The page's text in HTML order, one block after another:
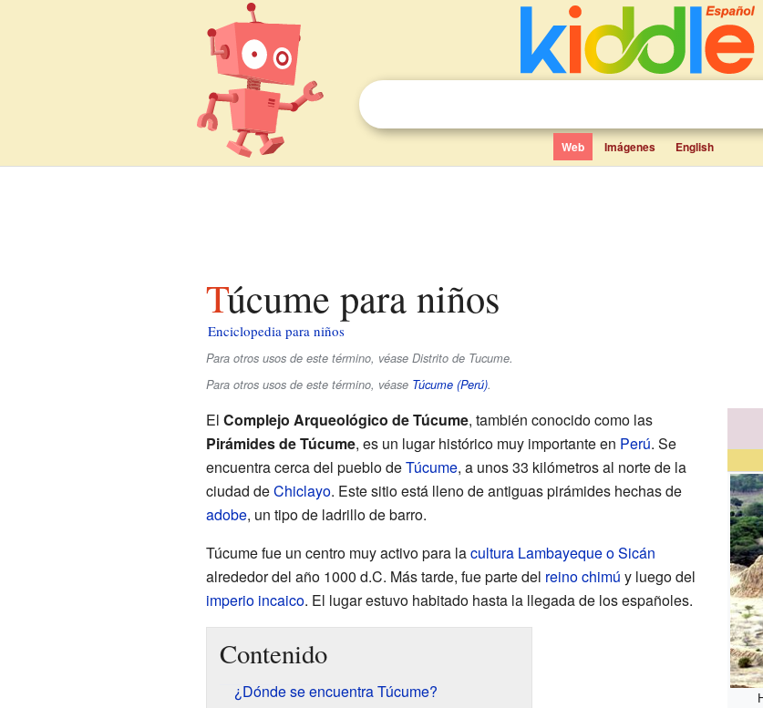
Web Imágenes English
Túcume para niños
Enciclopedia para niños
Para otros usos de este término, véase Distrito de Tucume.
Para otros usos de este término, véase Túcume (Perú).
El Complejo Arqueológico de Túcume, también conocido como las
Pirámides de Túcume, es un lugar histórico muy importante en Perú. Se
encuentra cerca del pueblo deTúcume, a unos 33 kilómetros al norte de la
ciudad deChiclayo. Este sitio está lleno de antiguas pirámides hechas de
adobe, un tipo de ladrillo de barro.
Túcume fue un centro muy activo para lacultura Lambayeque o Sicán
alrededor del año 1000 d.C. Más tarde, fue parte del reino chimú y luego del
imperio incaico. El lugar estuvo habitado hasta la llegada de los españoles.
Contenido
¿Dónde se encuentra Túcume?